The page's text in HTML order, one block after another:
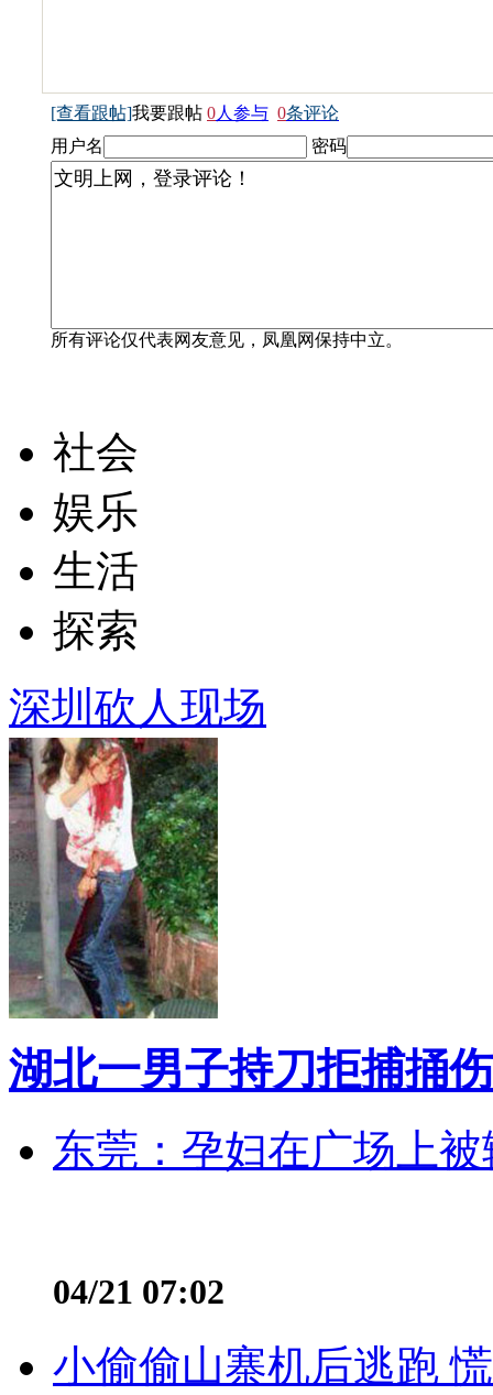
[查看跟帖]我要跟帖 0人参与 0条评论
用户名
密码
所有评论仅代表网友意见，凤凰网保持中立。
社会
娱乐
生活
探索
深圳砍人现场
湖北一男子持刀拒捕捅
东莞：孕妇在广场上
04/21 07:02
小偷偷山寨机后逃跑